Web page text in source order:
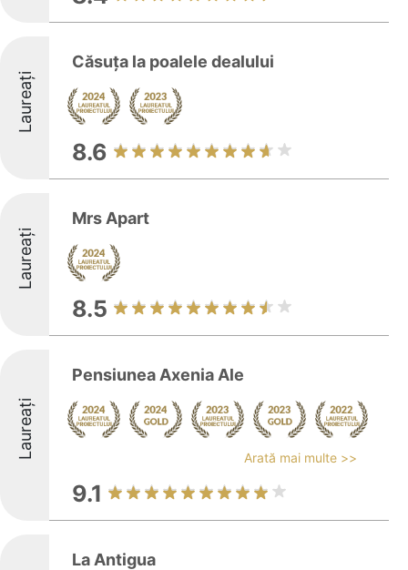
Laureați
Căsuța la poalele dealului
8.6
Laureați
Mrs Apart
8.5
Laureați
Pensiunea Axenia Ale
Arată mai multe >>
9.1
La Antigua